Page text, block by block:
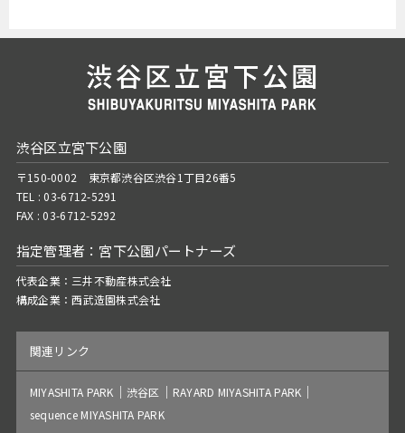
渋谷区立宮下公園
〒150-0002 東京都渋谷区渋谷1丁目26番5
TEL : 03-6712-5291
FAX : 03-6712-5292
指定管理者：宮下公園パートナーズ
代表企業： 三井不動産株式会社
構成企業：西武造園株式会社
関連リンク
MIYASHITA PARK 渋谷区
RAYARD MIYASHITA PARK
sequence MIYASHITA PARK